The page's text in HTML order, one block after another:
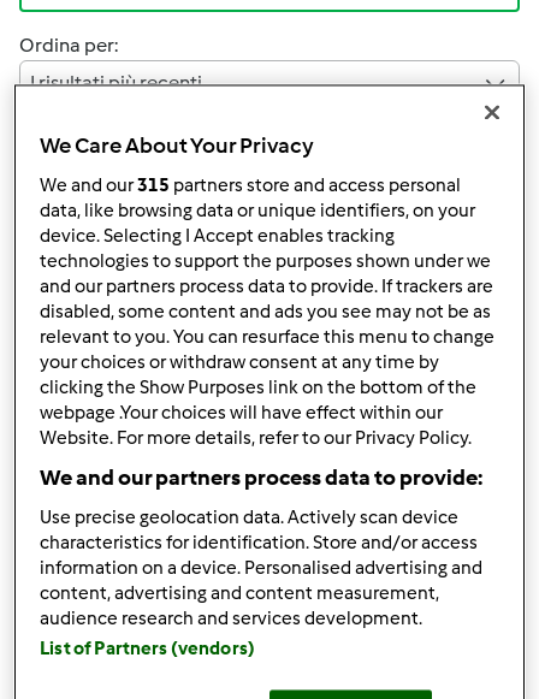
Ordina per:
I risultati più recenti
Risultati per pagina:
10
3 | Ultimo messaggio
Risposta rapida
Anonimo (non verificato)
Dom, 04/11/2010 - 08:47
ciao a tutti, dopo il successone del liquore al cioccolato
vorrei provare a fare quello al caffè, ho letto un po di
ricette ma molte nn specificano che caffe usare e se è il
polvere o altro. so che siete bravissimi quindi vi ringrazio
anticipatamente. baci apemaia31
We Care About Your Privacy
We and our315 partners store and access personal
data, like browsing data or unique identifiers, on your
device. Selecting I Accept enables tracking
technologies to support the purposes shown under we
and our partners process data to provide. If trackers are
disabled, some content and ads you see may not be as
relevant to you. You can resurface this menu to change
your choices or withdraw consent at any time by
clicking the Show Purposes link on the bottom of the
webpage .Your choices will have effect within our
Website. For more details, refer to our Privacy Policy.
We and our partners process data to provide:
Use precise geolocation data. Actively scan device
characteristics for identification. Store and/or access
information on a device. Personalised advertising and
content, advertising and content measurement,
audience research and services development.
List of Partners (vendors)